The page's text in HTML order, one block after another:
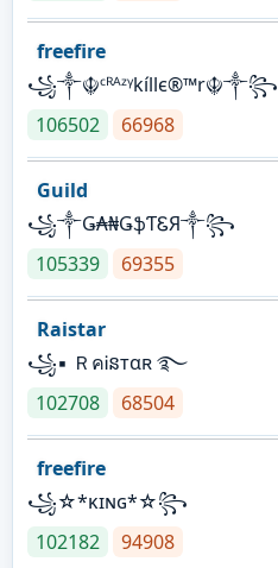
freefire
꧁༒☬ᶜᴿᴬᶻᵞkíllє®™r☬༒꧂
106502
66968
Guild
꧁༒Ǥ₳₦ǤֆƬᏋЯ༒꧂
105339
69355
Raistar
꧁▪ ＲคᎥនтαʀ ࿐
102708
68504
freefire
꧁☆*κɪɴɢ*☆꧂
102182
94908